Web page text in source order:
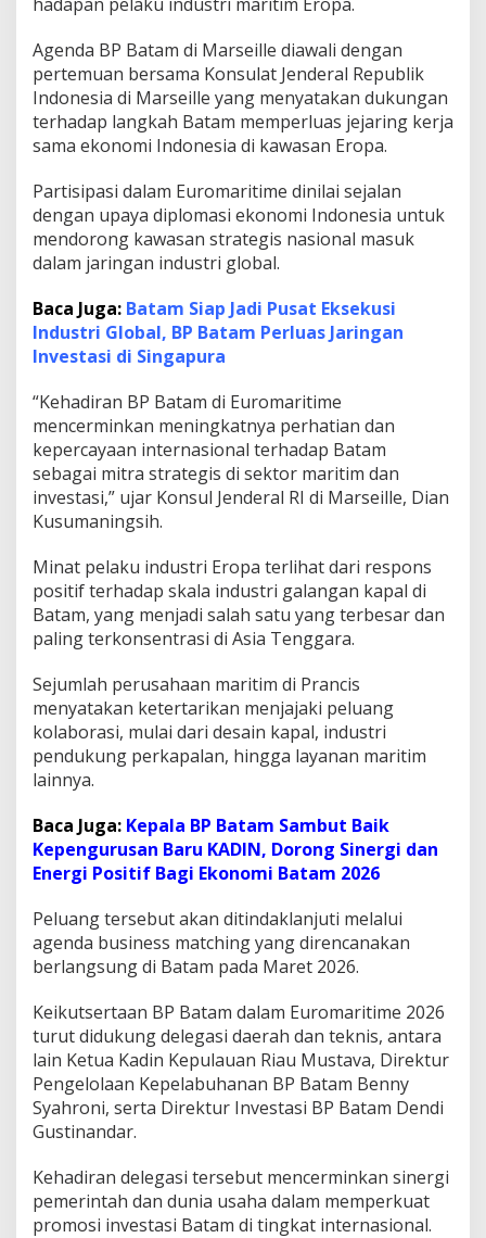
t
m
Agenda BP Batam di Marseille diawali dengan
pertemuan bersama Konsulat Jenderal Republik
Indonesia di Marseille yang menyatakan dukungan
terhadap langkah Batam memperluas jejaring kerja
sama ekonomi Indonesia di kawasan Eropa.
Partisipasi dalam Euromaritime dinilai sejalan
dengan upaya diplomasi ekonomi Indonesia untuk
mendorong kawasan strategis nasional masuk
dalam jaringan industri global.
Baca Juga: Batam Siap Jadi Pusat Eksekusi
Industri Global, BP Batam Perluas Jaringan
Investasi di Singapura
“Kehadiran BP Batam di Euromaritime
mencerminkan meningkatnya perhatian dan
kepercayaan internasional terhadap Batam
sebagai mitra strategis di sektor maritim dan
investasi,” ujar Konsul Jenderal RI di Marseille, Dian
Kusumaningsih.
Minat pelaku industri Eropa terlihat dari respons
positif terhadap skala industri galangan kapal di
Batam, yang menjadi salah satu yang terbesar dan
paling terkonsentrasi di Asia Tenggara.
Sejumlah perusahaan maritim di Prancis
menyatakan ketertarikan menjajaki peluang
kolaborasi, mulai dari desain kapal, industri
pendukung perkapalan, hingga layanan maritim
lainnya.
Baca Juga: Kepala BP Batam Sambut Baik
Kepengurusan Baru KADIN, Dorong Sinergi dan
Energi Positif Bagi Ekonomi Batam 2026
Peluang tersebut akan ditindaklanjuti melalui
agenda business matching yang direncanakan
berlangsung di Batam pada Maret 2026.
Keikutsertaan BP Batam dalam Euromaritime 2026
turut didukung delegasi daerah dan teknis, antara
lain Ketua Kadin Kepulauan Riau Mustava, Direktur
Pengelolaan Kepelabuhanan BP Batam Benny
Syahroni, serta Direktur Investasi BP Batam Dendi
Gustinandar.
Kehadiran delegasi tersebut mencerminkan sinergi
pemerintah dan dunia usaha dalam memperkuat
promosi investasi Batam di tingkat internasional.